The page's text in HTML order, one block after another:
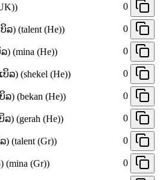
0
) (talent (He)) 0
(mina (He)) 0
ລ) (shekel (He)) 0
) (bekan (He)) 0
) (gerah (He)) 0
(talent (Gr)) 0
(Gr)) 0